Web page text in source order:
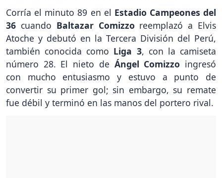
Corría el minuto 89 en el Estadio Campeones del
36 cuando Baltazar Comizzo reemplazó a Elvis
Atoche y debutó en la Tercera División del Perú,
también conocida como Liga 3, con la camiseta
número 28. El nieto de Ángel Comizzo ingresó
con mucho entusiasmo y estuvo a punto de
convertir su primer gol; sin embargo, su remate
fue débil y terminó en las manos del portero rival.